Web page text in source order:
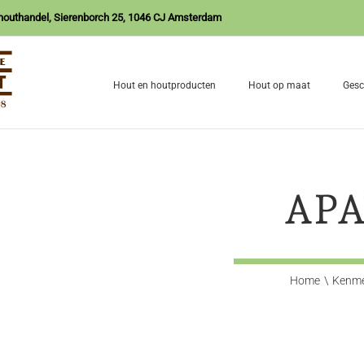
Sierenborch 25, 1046 CJ Amsterdam
Hout en houtproducten Hout op maat
Home